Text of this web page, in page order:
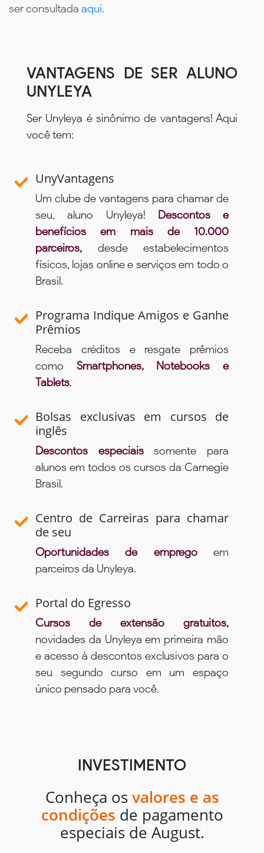
ser consultada aqui.
VANTAGENS DE SER ALUNO
UNYLEYA
Ser Unyleya é sinônimo de vantagens! Aqui
você tem:
UnyVantagens
Um clube de vantagens para chamar de
seu, aluno Unyleya! Descontos e
benefícios em mais de 10.000
parceiros, desde estabelecimentos
físicos, lojas online e serviços em todo o
Brasil.
Programa Indique Amigos e Ganhe
Prêmios
Receba créditos e resgate prêmios
como Smartphones, Notebooks e
Tablets.
Bolsas exclusivas em cursos de
inglês
Descontos especiaissomente para
alunos em todos os cursos da Carnegie
Brasil.
Centro de Carreiras para chamar
de seu
Oportunidades de empregoem
parceiros da Unyleya.
Portal do Egresso
Cursos de extensão gratuitos,
novidades da Unyleya em primeira mão
e acesso à descontos exclusivos para o
seu segundo curso em um espaço
único pensado para você.
INVESTIMENTO
Conheça os valores e as
condições de pagamento
especiais de August.